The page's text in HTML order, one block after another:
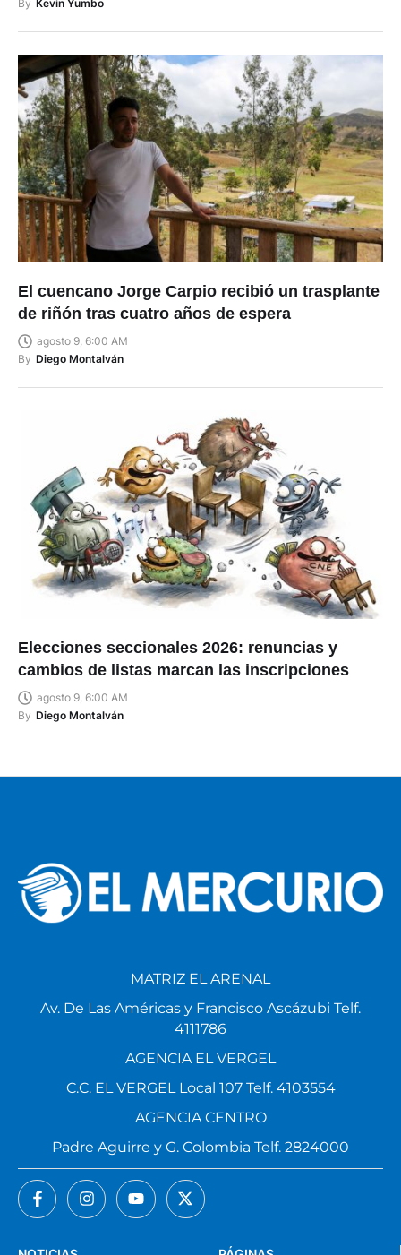
By Kevin Yumbo
El cuencano Jorge Carpio recibió un trasplante
de riñón tras cuatro años de espera
agosto 9, 6:00 AM
By Diego Montalván
Elecciones seccionales 2026: renuncias y
cambios de listas marcan las inscripciones
agosto 9, 6:00 AM
By Diego Montalván
MATRIZ EL ARENAL
Av. De Las Américas y Francisco Ascázubi Telf.
4111786
AGENCIA EL VERGEL
C.C. EL VERGEL Local 107 Telf. 4103554
AGENCIA CENTRO
Padre Aguirre y G. Colombia Telf. 2824000